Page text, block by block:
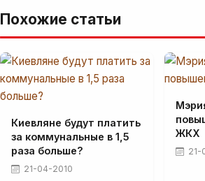
Похожие статьи
Киевляне будут платить
за коммунальные в 1,5
раза больше?
21-04-2010
ЖКХ
21-